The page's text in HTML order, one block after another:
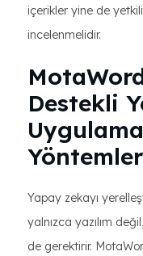
içerikler yine de
incelenmelidir.
Destekli
Yöntemler
Yapay zekayı
yalnızca yazılım
de gerektirir.